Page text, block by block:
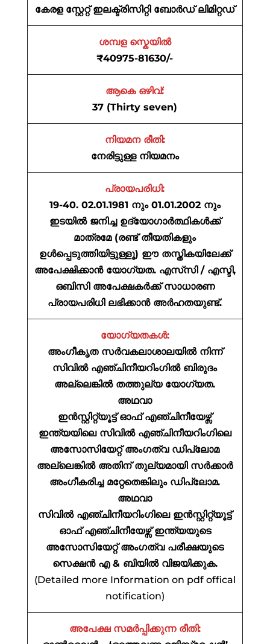
കേരള സ്റ്റേറ്റ് ഇലക്ട്രിസിറ്റി ബോർഡ് ലിമിറ്റഡ്
ശമ്പള സ്കെയിൽ
₹40975-81630/-
ആകെ ഒഴിവ്:
37 (Thirty seven)
നിയമന രീതി:
നേരിട്ടുള്ള നിയമനം
പ്രായപരിധി:
19-40. 02.01.1981 നും 01.01.2002 നും
ഇടയിൽ ജനിച്ച ഉദ്യോഗാർത്ഥികൾക്ക്
മാത്രമേ (രണ്ട് തീയതികളും
ഉൾപ്പെടുത്തിയിട്ടുള്ളൂ) ഈ തസ്തികയിലേക്ക്
അപേക്ഷിക്കാൻ യോഗ്യത. എസ്‌സി / എസ്ടി,
ഒബിസി അപേക്ഷകർക്ക് സാധാരണ
പ്രായപരിധി ലഭിക്കാൻ അർഹതയുണ്ട്.
യോഗ്യതകൾ:
അംഗീകൃത സർവകലാശാലയിൽ നിന്ന്
സിവിൽ എഞ്ചിനീയറിംഗിൽ ബിരുദം
അല്ലെങ്കിൽ തത്തുല്യ യോഗ്യത.
അഥവാ
ഇൻസ്റ്റിറ്റ്യൂട്ട് ഓഫ് എഞ്ചിനീയേഴ്സ്
ഇന്ത്യയിലെ സിവിൽ എഞ്ചിനീയറിംഗിലെ
അസോസിയേറ്റ് അംഗത്വ ഡിപ്ലോമ
അല്ലെങ്കിൽ അതിന് തുല്യമായി സർക്കാർ
അംഗീകരിച്ച മറ്റേതെങ്കിലും ഡിപ്ലോമ.
അഥവാ
സിവിൽ എഞ്ചിനീയറിംഗിലെ ഇൻസ്റ്റിറ്റ്യൂട്ട്
ഓഫ് എഞ്ചിനീയേഴ്സ് ഇന്ത്യയുടെ
അസോസിയേറ്റ് അംഗത്വ പരീക്ഷയുടെ
സെക്ഷൻ എ & ബിയിൽ വിജയിക്കുക.
(Detailed more Information on pdf offical
notification)
അപേക്ഷ സമർപ്പിക്കുന്ന രീതി: